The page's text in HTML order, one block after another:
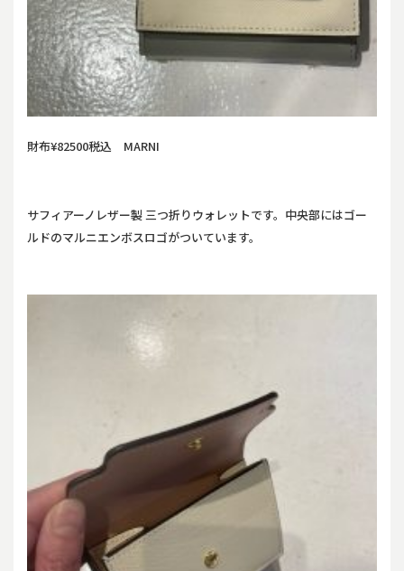
財布¥82500税込 MARNI
サフィアーノレザー製 三つ折りウォレットです。中央部にはゴー
ルドのマルニエンボスロゴがついています。